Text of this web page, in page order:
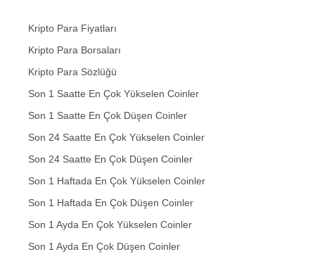
Kripto Para Fiyatları
Kripto Para Borsaları
Kripto Para Sözlüğü
Son 1 Saatte En Çok Yükselen Coinler
Son 1 Saatte En Çok Düşen Coinler
Son 24 Saatte En Çok Yükselen Coinler
Son 24 Saatte En Çok Düşen Coinler
Son 1 Haftada En Çok Yükselen Coinler
Son 1 Haftada En Çok Düşen Coinler
Son 1 Ayda En Çok Yükselen Coinler
Son 1 Ayda En Çok Düşen Coinler